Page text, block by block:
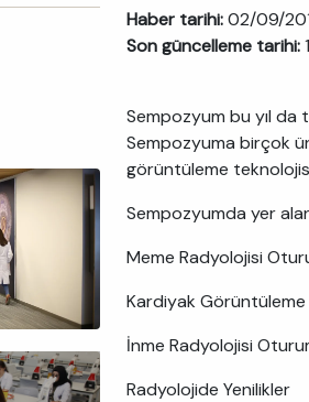
Haber tarihi:02/09/
Son güncelleme tarihi:
Sempozyum bu yıl da
Sempozyuma birçok
görüntüleme
Sempozyumda yer
Meme Radyolojisi
Kardiyak
İnme Radyolojisi
Radyolojide Yenilikler